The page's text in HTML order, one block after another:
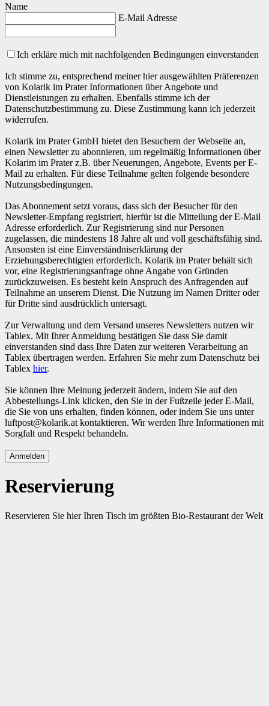
Name
E-Mail Adresse
Ich erkläre mich mit nachfolgenden Bedingungen einverstanden
Ich stimme zu, entsprechend meiner hier ausgewählten Präferenzen
von Kolarik im Prater Informationen über Angebote und
Dienstleistungen zu erhalten. Ebenfalls stimme ich der
Datenschutzbestimmung zu. Diese Zustimmung kann ich jederzeit
widerrufen.
Kolarik im Prater GmbH bietet den Besuchern der Webseite an,
einen Newsletter zu abonnieren, um regelmäßig Informationen über
Kolarim im Prater z.B. über Neuerungen, Angebote, Events per E-
Mail zu erhalten. Für diese Teilnahme gelten folgende besondere
Nutzungsbedingungen.
Das Abonnement setzt voraus, dass sich der Besucher für den
Newsletter-Empfang registriert, hierfür ist die Mitteilung der E-Mail
Adresse erforderlich. Zur Registrierung sind nur Personen
zugelassen, die mindestens 18 Jahre alt und voll geschäftsfähig sind.
Ansonsten ist eine Einverständniserklärung der
Erziehungsberechtigten erforderlich. Kolarik im Prater behält sich
vor, eine Registrierungsanfrage ohne Angabe von Gründen
zurückzuweisen. Es besteht kein Anspruch des Anfragenden auf
Teilnahme an unserem Dienst. Die Nutzung im Namen Dritter oder
für Dritte sind ausdrücklich untersagt.
Zur Verwaltung und dem Versand unseres Newsletters nutzen wir
Tablex. Mit Ihrer Anmeldung bestätigen Sie dass Sie damit
einverstanden sind dass Ihre Daten zur weiteren Verarbeitung an
Tablex übertragen werden. Erfahren Sie mehr zum Datenschutz bei
Tablex hier.
Sie können Ihre Meinung jederzeit ändern, indem Sie auf den
Abbestellungs-Link klicken, den Sie in der Fußzeile jeder E-Mail,
die Sie von uns erhalten, finden können, oder indem Sie uns unter
luftpost@kolarik.at kontaktieren. Wir werden Ihre Informationen mit
Sorgfalt und Respekt behandeln.
Reservierung
Reservieren Sie hier Ihren Tisch im größten Bio-Restaurant der Welt